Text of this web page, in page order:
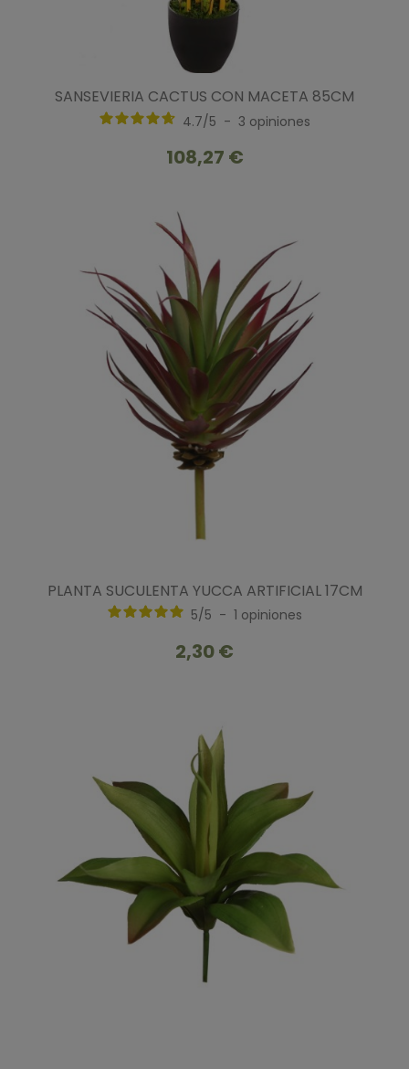
SANSEVIERIA CACTUS CON MACETA 85CM
4.7/5 - 3 opiniones
108,27 €
PLANTA SUCULENTA YUCCA ARTIFICIAL 17CM
5/5 - 1 opiniones
2,30 €